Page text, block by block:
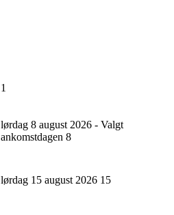
1
lørdag 8 august 2026 - Valgt
ankomstdagen 8
lørdag 15 august 2026 15